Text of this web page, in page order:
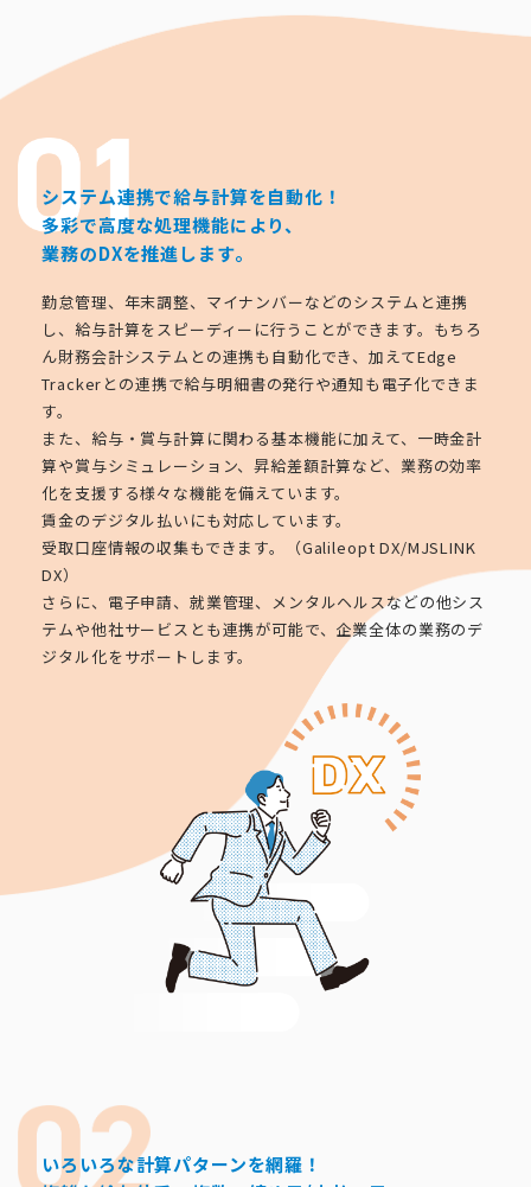
システム連携で給与計算を自動化！
多彩で高度な処理機能により、
業務のDXを推進します。
勤怠管理、年末調整、マイナンバーなどのシステムと連携
し、給与計算をスピーディーに行うことができます。もちろ
ん財務会計システムとの連携も自動化でき、加えてEdge
Trackerとの連携で給与明細書の発行や通知も電子化できま
す。
また、給与・賞与計算に関わる基本機能に加えて、一時金計
算や賞与シミュレーション、昇給差額計算など、業務の効率
化を支援する様々な機能を備えています。
賃金のデジタル払いにも対応しています。
受取口座情報の収集もできます。（Galileopt DX/MJSLINK
DX）
さらに、電子申請、就業管理、メンタルヘルスなどの他シス
テムや他社サービスとも連携が可能で、企業全体の業務のデ
ジタル化をサポートします。
いろいろな計算パターンを網羅！